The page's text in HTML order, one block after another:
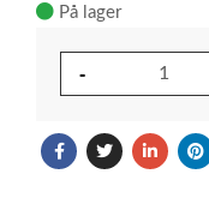
På lager